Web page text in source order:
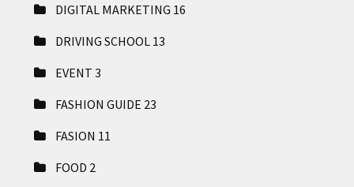
DIGITAL MARKETING 16
DRIVING SCHOOL 13
EVENT 3
FASHION GUIDE 23
FASION 11
FOOD 2